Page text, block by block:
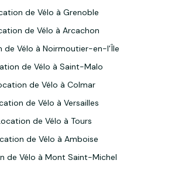
de Vélo à Grenoble
de Vélo à Arcachon
de Vélo à Noirmoutier-en-l'Île
de Vélo à Saint-Malo
de Vélo à Colmar
de Vélo à Versailles
de Vélo à Tours
de Vélo à Amboise
de Vélo à Mont Saint-Michel